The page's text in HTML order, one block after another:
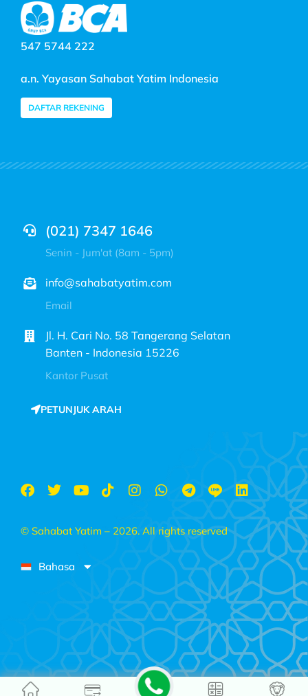
547 5744 222
a.n. Yayasan Sahabat Yatim Indonesia
DAFTAR REKENING
(021) 7347 1646
Senin - Jum'at (8am - 5pm)
info@sahabatyatim.com
Email
Jl. H. Cari No. 58 Tangerang Selatan
Banten - Indonesia 15226
Kantor Pusat
PETUNJUK ARAH
© Sahabat Yatim – 2026. All rights reserved
Bahasa